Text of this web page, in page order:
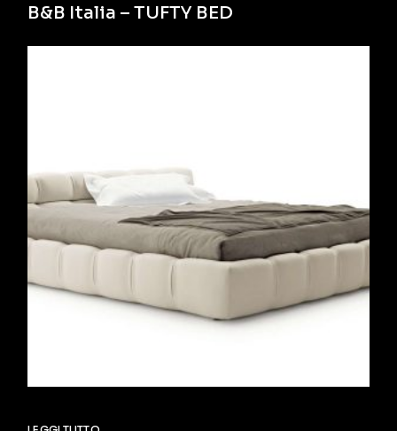
B&B Italia – TUFTY BED